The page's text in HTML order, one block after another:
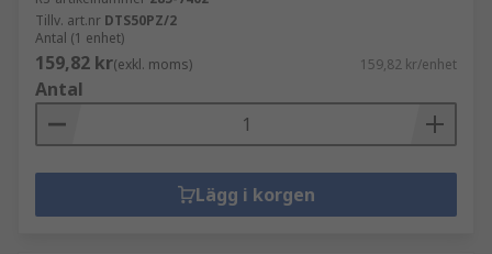
Tillv. art.nr DTS50PZ/2
Antal (1 enhet)
159,82 kr(exkl. moms) 159,82 kr/enhet
Antal
Lägg i korgen